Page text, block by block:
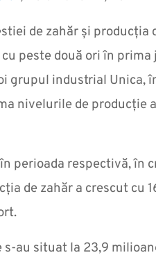
de zahăr și producția
peste două ori în
grupul industrial Unica,
nivelurile de producție
perioada respectivă, în
de zahăr a crescut cu
au situat la 23,9